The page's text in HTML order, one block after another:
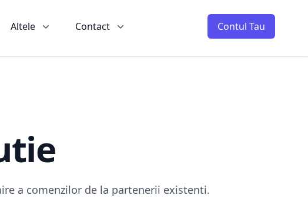
Altele Contact Contul Tau
a comenzilor de la partenerii existenti.